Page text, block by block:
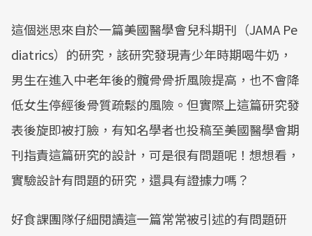
這個迷思來自於一篇美國醫學會兒科期刊（JAMA Pe
diatrics）的研究，該研究發現青少年時期喝牛奶，
男生在進入中老年後的髖骨骨折風險提高，也不會降
低女生停經後骨質疏鬆的風險。但實際上這篇研究發
表後旋即被打臉，有知名學者也投稿至美國醫學會期
刊指責這篇研究的設計，可是很有問題呢！想想看，
實驗設計有問題的研究，還具有證據力嗎？
好食課團隊仔細閱讀這一篇常常被引述的有問題研